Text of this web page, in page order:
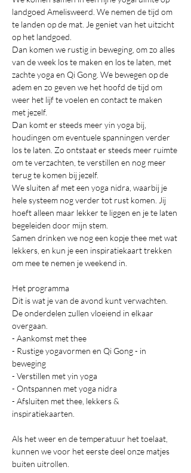
landgoed Amelisweerd. We nemen de tijd om
te landen op de mat. Je geniet van het uitzicht
op het landgoed.
Dan komen we rustig in beweging, om zo alles
van de week los te maken en los te laten, met
zachte yoga en Qi Gong. We bewegen op de
adem en zo geven we het hoofd de tijd om
weer het lijf te voelen en contact te maken
met jezelf.
Dan komt er steeds meer yin yoga bij,
houdingen om eventuele spanningen verder
los te laten. Zo ontstaat er steeds meer ruimte
om te verzachten, te verstillen en nog meer
terug te komen bij jezelf.
We sluiten af met een yoga nidra, waarbij je
hele systeem nog verder tot rust komen. Jij
hoeft alleen maar lekker te liggen en je te laten
begeleiden door mijn stem.
Samen drinken we nog een kopje thee met wat
lekkers, en kun je een inspiratiekaart trekken
om mee te nemen je weekend in.
Het programma
Dit is wat je van de avond kunt verwachten.
De onderdelen zullen vloeiend in elkaar
overgaan.
- Aankomst met thee
- Rustige yogavormen en Qi Gong - in
beweging
- Verstillen met yin yoga
- Ontspannen met yoga nidra
- Afsluiten met thee, lekkers &
inspiratiekaarten.
Als het weer en de temperatuur het toelaat,
kunnen we voor het eerste deel onze matjes
buiten uitrollen.